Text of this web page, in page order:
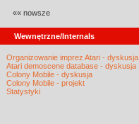
«« nowsze
Wewnętrzne/Internals
Organizowanie imprez Atari - dyskusja
Atari demoscene database - dyskusja
Colony Mobile - dyskusja
Colony Mobile - projekt
Statystyki